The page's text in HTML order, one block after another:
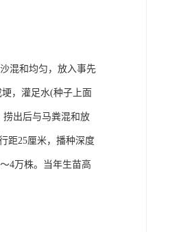
混和均匀，放入事先
，灌足水(种子上面
捞出后与马粪混和放
距25厘米，播种深度
4万株。当年生苗高